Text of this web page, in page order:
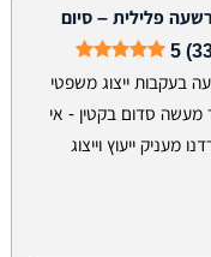
פלילית – סיום
5
בעקבות ייצוג משפטי
מעשה סדום בקטין - אי
ייעוץ וייצוג